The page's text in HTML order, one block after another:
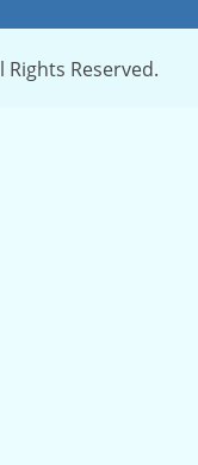
Rights Reserved.